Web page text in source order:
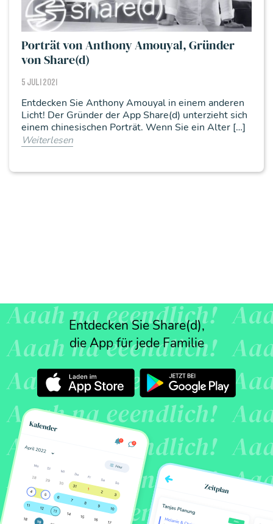
Porträt von Anthony Amouyal, Gründer
von Share(d)
5 JULI 2021
Entdecken Sie Anthony Amouyal in einem anderen
Licht! Der Gründer der App Share(d) unterzieht sich
einem chinesischen Porträt. Wenn Sie ein Alter […]
Weiterlesen
Entdecken Sie Share(d),
die App für jede Familie